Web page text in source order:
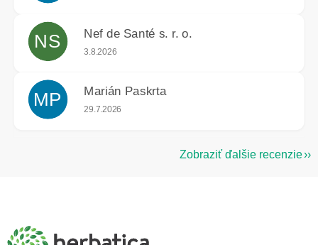
NS Nef de Santé s. r. o.
Hodnotenie obchodu je 5 z 5 hviezdičiek.
3.8.2026
MP Marián Paskrta
Hodnotenie obchodu je 5 z 5 hviezdičiek.
29.7.2026
Zobraziť ďalšie recenzie